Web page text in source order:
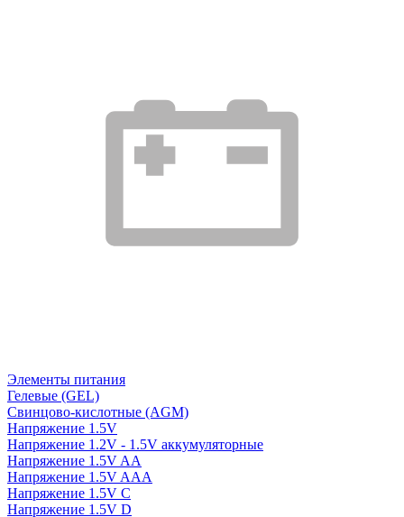
Элементы питания
Гелевые (GEL)
Свинцово-кислотные (AGM)
Напряжение 1.5V
Напряжение 1.2V - 1.5V аккумуляторные
Напряжение 1.5V AA
Напряжение 1.5V AAA
Напряжение 1.5V C
Напряжение 1.5V D